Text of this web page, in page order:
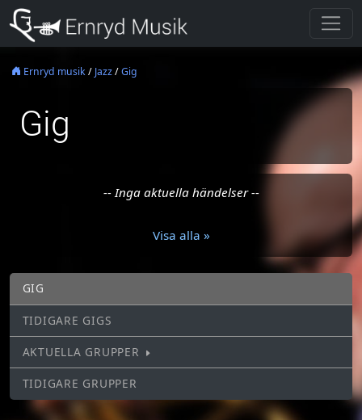
Ernryd musik/ Jazz/Gig
Gig
-- Inga aktuella händelser --
Visa alla »
GIG
TIDIGARE GIGS
AKTUELLA GRUPPER
TIDIGARE GRUPPER